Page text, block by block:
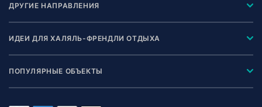
ДРУГИЕ НАПРАВЛЕНИЯ
ИДЕИ ДЛЯ ХАЛЯЛЬ-ФРЕНДЛИ ОТДЫХА
ПОПУЛЯРНЫЕ ОБЪЕКТЫ